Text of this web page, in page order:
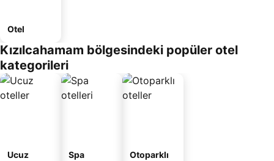
Otel
Kızılcahamam bölgesindeki popüler otel
kategorileri
Ucuz
Spa
Otoparklı